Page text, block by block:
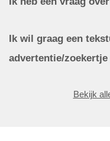
Ik wil graag een
advertentie/
Bekijk